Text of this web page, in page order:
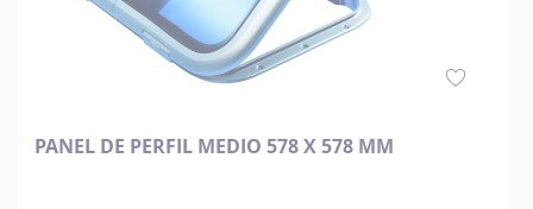
PANEL DE PERFIL MEDIO 578 X 578 MM